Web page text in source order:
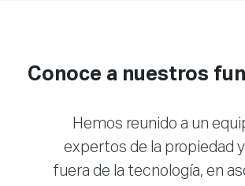
Conoce a nuestros
Hemos reunido a un
expertos de la propiedad
fuera de la tecnología, en